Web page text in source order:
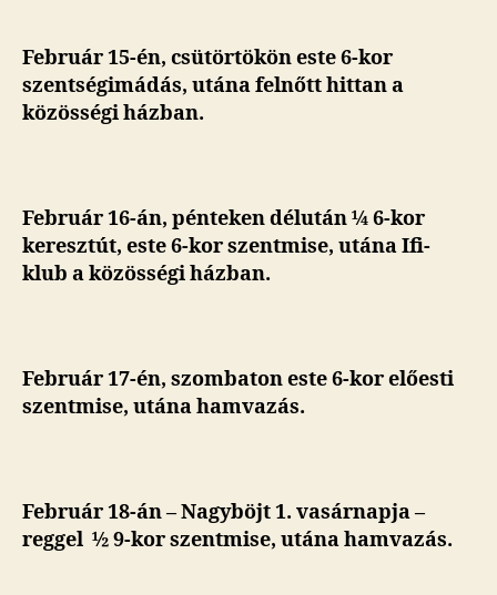
Február 15-én, csütörtökön este 6-kor
szentségimádás, utána felnőtt hittan a
közösségi házban.
Február 16-án, péntekendélután¼ 6-kor
keresztút, este 6-kor szentmise, utána Ifi-
klub a közösségi házban.
Február 17-én, szombatoneste 6-kor előesti
szentmise, utána hamvazás.
Február 18-án – Nagyböjt 1. vasárnapja –
reggel ½ 9-kor szentmise, utána hamvazás.